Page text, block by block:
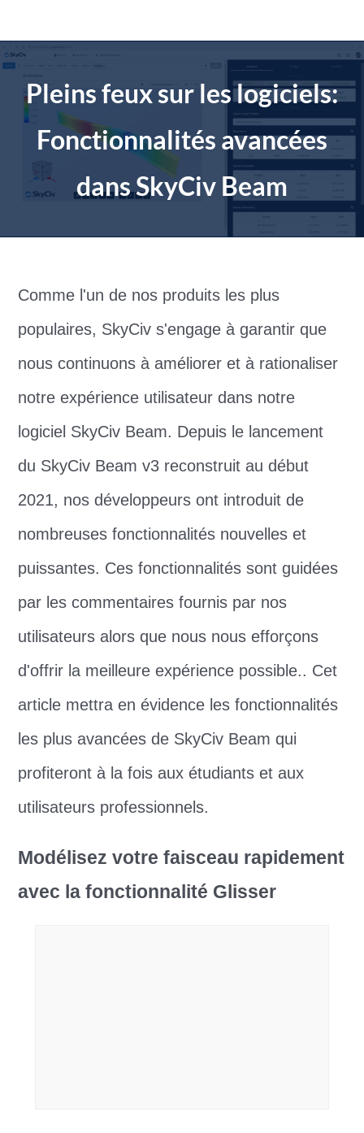
contenu
Pleins feux sur les logiciels:
Fonctionnalités avancées
dans SkyCiv Beam
Comme l'un de nos produits les plus
populaires, SkyCiv s'engage à garantir que
nous continuons à améliorer et à rationaliser
notre expérience utilisateur dans notre
logiciel SkyCiv Beam. Depuis le lancement
du SkyCiv Beam v3 reconstruit au début
2021, nos développeurs ont introduit de
nombreuses fonctionnalités nouvelles et
puissantes. Ces fonctionnalités sont guidées
par les commentaires fournis par nos
utilisateurs alors que nous nous efforçons
d'offrir la meilleure expérience possible.. Cet
article mettra en évidence les fonctionnalités
les plus avancées de SkyCiv Beam qui
profiteront à la fois aux étudiants et aux
utilisateurs professionnels.
Modélisez votre faisceau rapidement
avec la fonctionnalité Glisser